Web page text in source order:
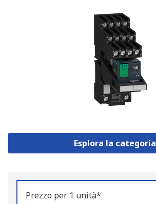
Esplora la categoria
Prezzo per 1 unità*